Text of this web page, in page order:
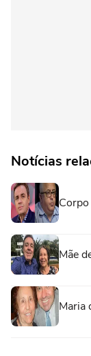
Notícias
Mãe
Maria